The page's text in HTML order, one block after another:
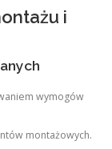
i
wymogów
montażowych.